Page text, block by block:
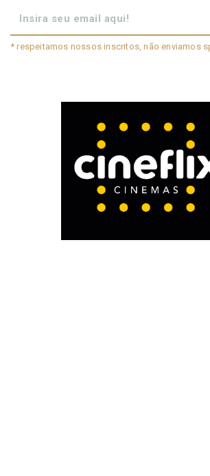
* respeitamos nossos inscritos, não enviamos